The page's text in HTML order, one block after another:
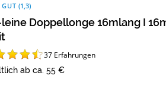
Doppellonge 16mlang I
GUT (1,3)
37 Erfahrungen
ab ca. 55 €